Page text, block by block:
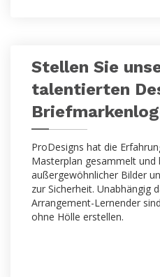
Stellen Sie
talentierten
ProDesigns hat die
Masterplan gesammelt
außergewöhnlicher Bilder
zur Sicherheit. Unabhängig
Arrangement-Lernender
ohne Hölle erstellen.